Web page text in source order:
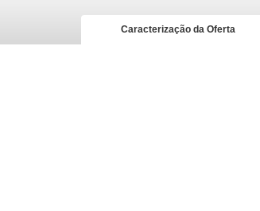
Caracterização da Oferta